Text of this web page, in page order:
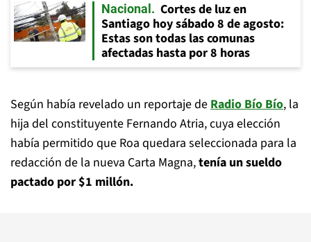
Nacional
Cortes de luz en
Santiago hoy sábado 8 de agosto:
Estas son todas las comunas
afectadas hasta por 8 horas
Según había revelado un reportaje deRadio Bío Bío, la
hija del constituyente Fernando Atria, cuya elección
había permitido que Roa quedara seleccionada para la
redacción de la nueva Carta Magna,tenía un sueldo
pactado por $1 millón.